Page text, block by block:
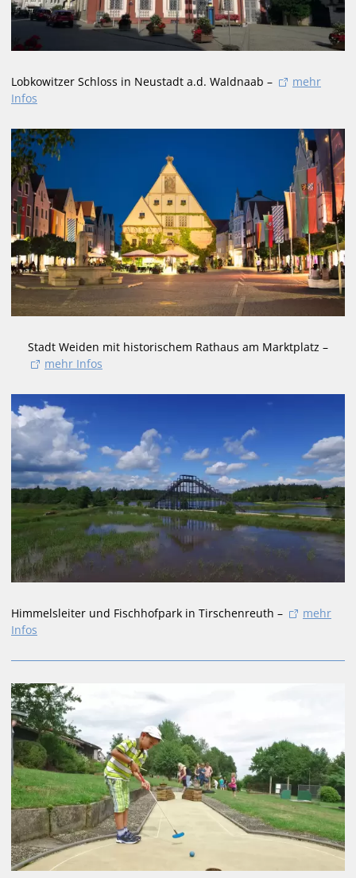
Lobkowitzer Schloss in Neustadt a.d. Waldnaab –
mehr
Infos
Stadt Weiden mit historischem Rathaus am Marktplatz –
mehr Infos
Himmelsleiter und Fischhofpark in Tirschenreuth –
mehr
Infos